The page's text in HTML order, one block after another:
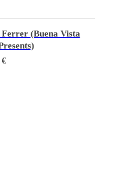
(Buena Vista
€